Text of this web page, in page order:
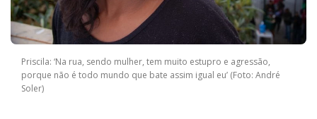
Priscila: ‘Na rua, sendo mulher, tem muito estupro e agressão,
porque não é todo mundo que bate assim igual eu’ (Foto: André
Soler)